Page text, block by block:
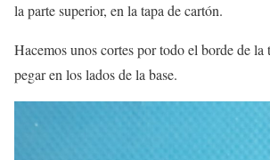
la parte superior, en la tapa de cartón.
Hacemos unos cortes por todo el borde de la
pegar en los lados de la base.